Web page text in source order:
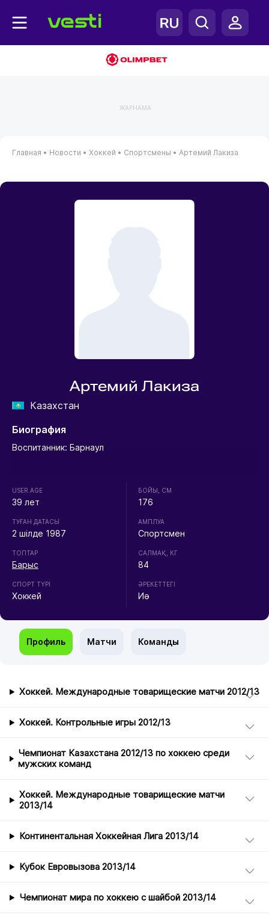
ЖАРНАМА
Главная • Новости • Хоккей • Спортсмены • Артемий Лакиза
Артемий Лакиза
Казахстан
Биография
Воспитанник: Барнаул
USER.AGE
39 лет
ТУҒАН ДАТАСЫ
2 шілде 1987
ТОПТАР
Барыс
СПОРТ ТҮРІ
Хоккей
БОЙЫ, СМ
176
АМПЛУА
Спортсмен
CАЛМАҚ, КГ
84
ӘРЕКЕТТЕГІ
Иә
Профиль Матчи Команды
Хоккей. Международные товарищеские матчи 2012/13
Хоккей. Контрольные игры 2012/13
Чемпионат Казахстана 2012/13 по хоккею среди
мужских команд
Хоккей. Международные товарищеские матчи
2013/14
Континентальная Хоккейная Лига 2013/14
Кубок Евровызова 2013/14
Чемпионат мира по хоккею с шайбой 2013/14